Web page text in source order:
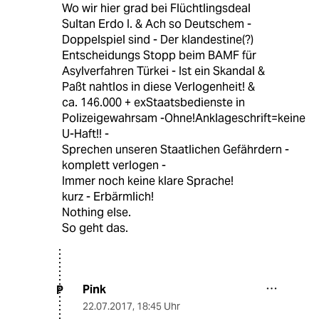
Wo wir hier grad bei Flüchtlingsdeal
Sultan Erdo I. & Ach so Deutschem -
Doppelspiel sind - Der klandestine(?)
Entscheidungs Stopp beim BAMF für
Asylverfahren Türkei - Ist ein Skandal &
Paßt nahtlos in diese Verlogenheit! &
ca. 146.000 + exStaatsbedienste in
Polizeigewahrsam -Ohne!Anklageschrift=keine
U-Haft!! -
Sprechen unseren Staatlichen Gefährdern -
komplett verlogen -
Immer noch keine klare Sprache!
kurz - Erbärmlich!
Nothing else.
So geht das.
P Pink
22.07.2017, 18:45 Uhr